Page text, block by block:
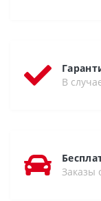
В
Заказы